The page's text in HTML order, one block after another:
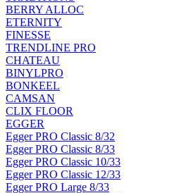
BERRY ALLOC
ETERNITY
FINESSE
TRENDLINE PRO
CHATEAU
BINYLPRO
BONKEEL
CAMSAN
CLIX FLOOR
EGGER
Egger PRO Classic 8/32
Egger PRO Classic 8/33
Egger PRO Classic 10/33
Egger PRO Classic 12/33
Egger PRO Large 8/33